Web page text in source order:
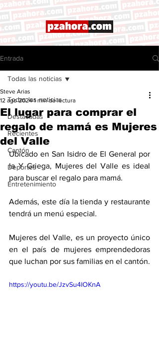
Entrada
Todas las noticias
Destacadas
Recientes
Cantón
Deportes
Entretenimiento
Todas las noticias
El lugar para comprar el
regalo de mamá es Mujeres
del Valle
Steve Arias
12 ago 2024 1 min de lectura
Ubicado en San Isidro de El General por
la Y Griega, Mujeres del Valle es ideal
para buscar el regalo para mamá.
Además, este día la tienda y restaurante
tendrá un menú especial.
Mujeres del Valle, es un proyecto único
en el país de mujeres emprendedoras
que luchan por sus familias en el cantón.
https://youtu.be/JzvSu4lOKnA